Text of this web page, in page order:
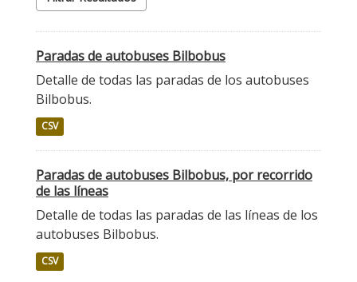
Paradas de autobuses Bilbobus
Detalle de todas las paradas de los autobuses
Bilbobus.
CSV
Paradas de autobuses Bilbobus, por recorrido
de las líneas
Detalle de todas las paradas de las líneas de los
autobuses Bilbobus.
CSV